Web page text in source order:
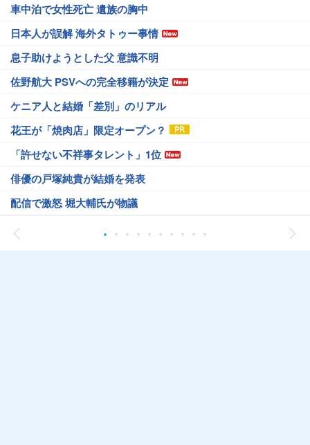
車中泊で女性死亡 遺族の胸中
日本人が誤解 海外タトゥー事情
息子助けようとした父 意識不明
佐野航大 PSVへの完全移籍が決定
ケニア人と結婚「差別」のリアル
花王が「焼肉店」限定オープン？
「許せない不祥事タレント」1位
俳優の戸塚純貴が結婚を発表
配信で激怒 堀大輔氏が物議